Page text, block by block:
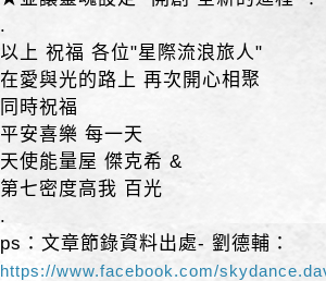
.
以上 祝福 各位"星際流浪旅人"
在愛與光的路上 再次開心相聚
同時祝福
平安喜樂 每一天
天使能量屋 傑克希 &
第七密度高我 百光
.
ps：文章節錄資料出處- 劉德輔：
https://www.facebook.com/